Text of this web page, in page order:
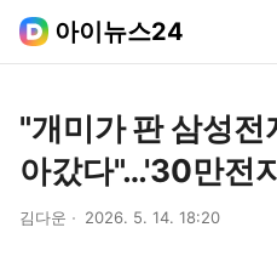
아이뉴스24
"개미가 판 삼성전
아갔다"…'30만전
김다운 2026. 5. 14. 18:20